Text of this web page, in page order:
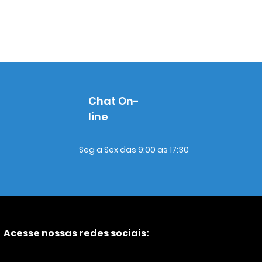
Chat On-
line
Seg a Sex das 9:00 as 17:30
Acesse nossas redes sociais: